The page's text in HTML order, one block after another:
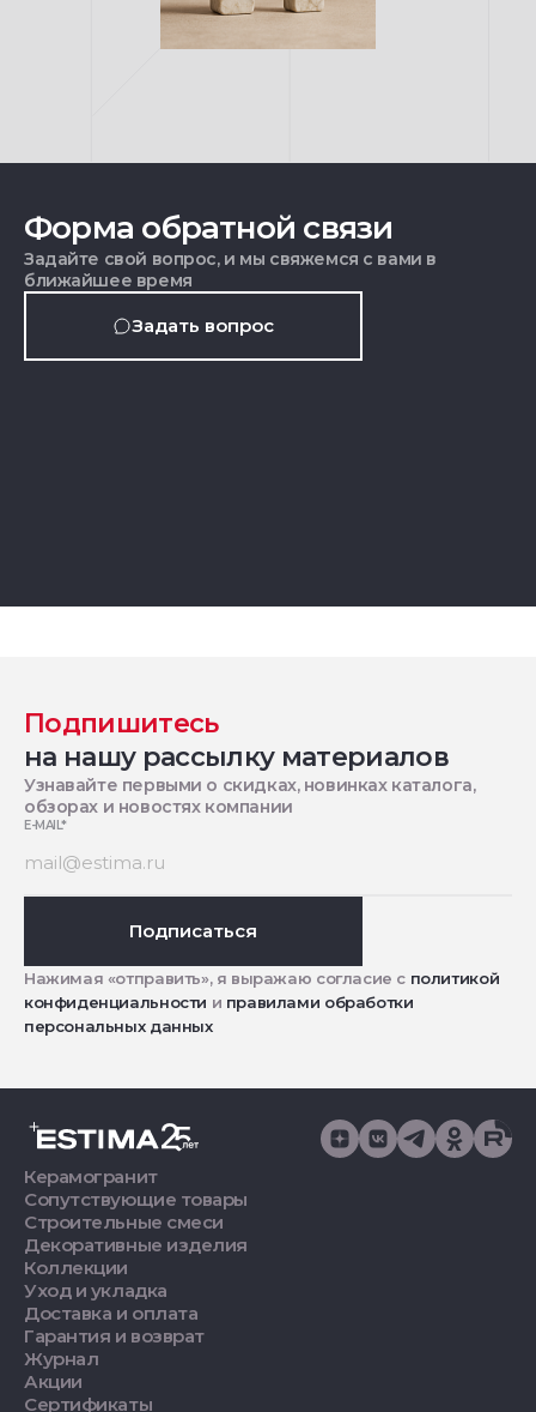
Форма обратной связи
Задайте свой вопрос, и мы свяжемся с вами в
ближайшее время
Задать вопрос
Подпишитесь
на нашу рассылку материалов
Узнавайте первыми о скидках, новинках каталога,
обзорах и новостях компании
E-MAIL*
Подписаться
Нажимая «отправить», я выражаю согласие с политикой
конфиденциальности и правилами обработки
персональных данных
Керамогранит
Сопутствующие товары
Строительные смеси
Декоративные изделия
Коллекции
Уход и укладка
Доставка и оплата
Гарантия и возврат
Журнал
Акции
Сертификаты